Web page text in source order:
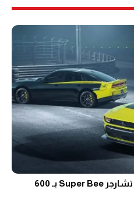
عودة أسطورة العضلات: دودج تشارجر Super Bee بـ 600